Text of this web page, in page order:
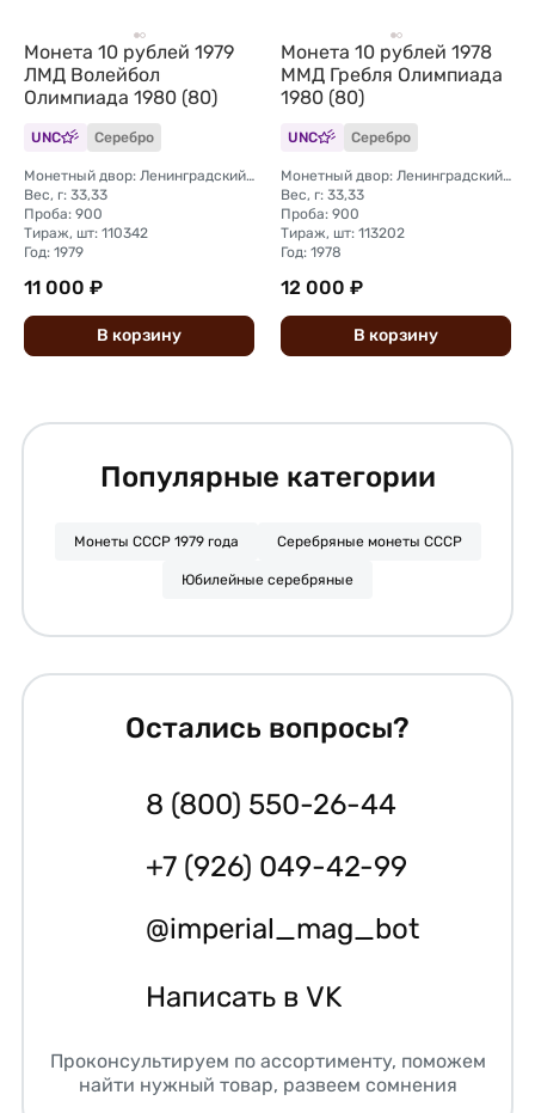
Монета 10 рублей 1979
ЛМД Волейбол
Олимпиада 1980 (80)
UNC Серебро
Монетный двор: Ленинградский (ЛМД)
Вес, г: 33,33
Проба: 900
Тираж, шт: 110342
Год: 1979
11 000 ₽
В корзину
Монета 10 рублей 1978
ММД Гребля Олимпиада
1980 (80)
UNC Серебро
Монетный двор: Ленинградский (ЛМД)
Вес, г: 33,33
Проба: 900
Тираж, шт: 113202
Год: 1978
12 000 ₽
В корзину
Популярные категории
Монеты СССР 1979 года Серебряные монеты СССР
Юбилейные серебряные
Остались вопросы?
8 (800) 550-26-44
+7 (926) 049-42-99
@imperial_mag_bot
Написать в VK
Проконсультируем по ассортименту, поможем
найти нужный товар, развеем сомнения